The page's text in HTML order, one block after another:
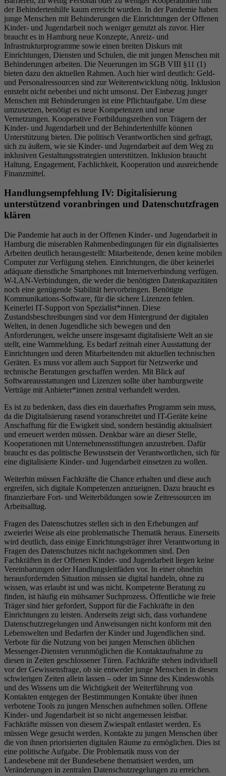
der Behindertenhilfe kaum erreicht wurden. In der Pandemie haben
junge Menschen mit Behinderungen die Einrichtungen der Offenen
Kinder- und Jugendarbeit noch weniger genutzt als zuvor. Hier
braucht es in Hamburg neue Konzepte, Anreiz- und
Infrastrukturprogramme sowie einen breiten Diskurs mit
Einrichtungen, Diensten und Schulen, die mit jungen Menschen mit
Behinderungen arbeiten. Die Neuerungen im SGB VIII §11 (1)
bieten dazu den aktuellen Rahmen. Auch hier wird deutlich: Geld-
und Personalressourcen sind zur Weiterentwicklung nötig. Inklusion
entsteht nicht nebenbei und nicht umsonst. Der Einbezug junger
Menschen mit Behinderungen ist eine Pflichtaufgabe. Um diese
umzusetzen, benötigt es neue Kompetenzen und neue
Vernetzungen. Kooperative Fortbildungsreihen von Trägern der
Kinder- und Jugendarbeit und der Behindertenhilfe können
Unterstützung bieten. Die politisch Verantwortlichen sind gefragt,
sich zu äußern, wie sie Kinder- und Jugendarbeit auf dem Weg zu
inklusiven Gestaltungsstrategien unterstützen. Inklusion braucht
Haltung, Engagement, Fachlichkeit, Kooperation und ausreichende
Finanzmittel.
Handlungsempfehlung IV: Digitalisierung
unterstützend voranbringen und Datenschutzfragen
klären
Die Pandemie hat auch in der Offenen Kinder- und Jugendarbeit in
Hamburg die miserablen Rahmenbedingungen für ein digitalisiertes
Arbeiten deutlich herausgestellt: Mitarbeitende, denen keine mobilen
Computer zur Verfügung stehen. Einrichtungen, die über keinerlei
adäquate dienstliche Smartphones mit Internetverbindung verfügen.
W-LAN-Verbindungen, die weder die benötigten Datenkapazitäten
noch eine genügende Stabilität hervorbringen. Benötigte
Kommunikations-Software, für die sichere Lizenzen fehlen.
Keinerlei IT-Support von Spezialist*innen. Diese
Zustandsbeschreibungen sind vor dem Hintergrund der digitalen
Welten, in denen Jugendliche sich bewegen und den
Anforderungen, welche unsere insgesamt digitalisierte Welt an sie
stellt, eine Warnmeldung. Es bedarf zeitnah einer Ausstattung der
Einrichtungen und deren Mitarbeitenden mit aktuellen technischen
Geräten. Es muss vor allem auch Support für Netzwerke und
technische Beratungen geschaffen werden. Mit Blick auf
Softwareausstattungen und Lizenzen sollte über hamburgweite
Verträge mit Anbieter*innen zentral verhandelt werden.
Es ist zu bedenken, dass dies ein dauerhaftes Programm sein muss,
da die Digitalisierung rasend voranschreitet und IT-Geräte keine
Anschaffung für die Ewigkeit sind, sondern beständig aktualisiert
und erneuert werden müssen. Denkbar wäre an dieser Stelle,
Kooperationen mit Unternehmensstiftungen anzustreben. Dafür
braucht es das politische Bewusstsein der Verantwortlichen, sich für
eine digitalisierte Kinder- und Jugendarbeit einsetzen zu wollen.
Weiterhin müssen Fachkräfte die Chance erhalten und diese auch
ergreifen, sich digitale Kompetenzen anzueignen. Dazu braucht es
finanzierbare Fort- und Weiterbildungen sowie Zeitressourcen im
Arbeitsalltag.
Fragen des Datenschutzes stellen sich in den Erhebungen auf
zweierlei Weise als eine problematische Thematik heraus. Einerseits
wird deutlich, dass einige Einrichtungsträger ihrer Verantwortung in
Fragen des Datenschutzes nicht nachgekommen sind. Den
Fachkräften in der Offenen Kinder- und Jugendarbeit liegen keine
Vereinbarungen oder Handlungsleitfäden vor. In einer ohnehin
herausfordernden Situation müssen sie digital handeln, ohne zu
wissen, was erlaubt ist und was nicht. Kompetente Beratung zu
finden, ist häufig ein mühsamer Suchprozess. Öffentliche wie freie
Träger sind hier gefordert, Support für die Fachkräfte in den
Einrichtungen zu leisten. Anderseits zeigt sich, dass vorhandene
Datenschutzregelungen und Anweisungen nicht konform mit den
Lebenswelten und Bedarfen der Kinder und Jugendlichen sind.
Verbote für die Nutzung von bei jungen Menschen üblichen
Messenger-Diensten verunmöglichen die Kontaktaufnahme zu
diesen in Zeiten geschlossener Türen. Fachkräfte stehen individuell
vor der Gewissensfrage, ob sie entweder junge Menschen in diesen
schwierigen Zeiten allein lassen – oder im Sinne des Kindeswohls
und des Wissens um die Wichtigkeit der Weiterführung von
Kontakten entgegen der Bestimmungen Kontakte über ihnen
verbotene Tools zu jungen Menschen aufnehmen sollen. Offene
Kinder- und Jugendarbeit ist so nicht angemessen leistbar.
Fachkräfte müssen von diesem Zwiespalt entlastet werden. Es
müssen Wege gesucht werden, Kontakte zu jungen Menschen über
die von ihnen priorisierten digitalen Räume zu ermöglichen. Dies ist
eine politische Aufgabe. Die Problematik muss von der
Landesebene mit der Bundesebene thematisiert werden, um
Veränderungen in zentralen Datenschutzregelungen zu erreichen.